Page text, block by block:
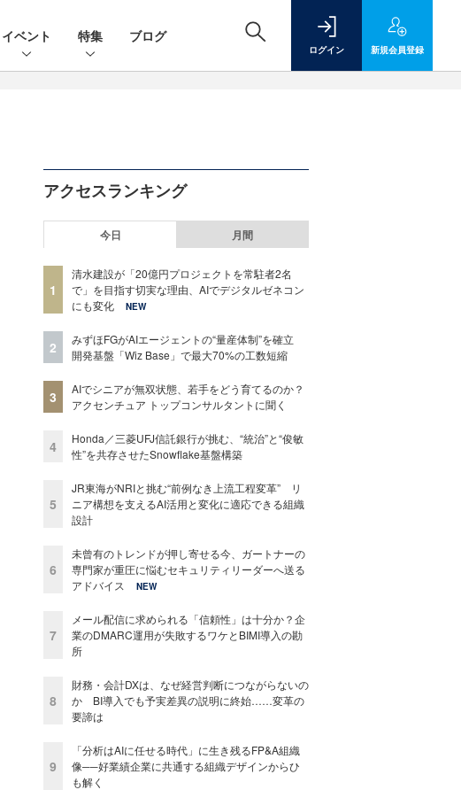
イベント 特集 ブログ
ログイン 新規会員登録
アクセスランキング
今日 月間
1
清水建設が「20億円プロジェクトを常駐者2名
で」を目指す切実な理由、AIでデジタルゼネコン
にも変化
NEW
2
みずほFGがAIエージェントの“量産体制”を確立
開発基盤「Wiz Base」で最大70%の工数短縮
3
AIでシニアが無双状態、若手をどう育てるのか？
アクセンチュア トップコンサルタントに聞く
4
Honda／三菱UFJ信託銀行が挑む、“統治”と“俊敏
性”を共存させたSnowflake基盤構築
5
JR東海がNRIと挑む“前例なき上流工程変革” リ
ニア構想を支えるAI活用と変化に適応できる組織
設計
6
未曾有のトレンドが押し寄せる今、ガートナーの
専門家が重圧に悩むセキュリティリーダーへ送る
アドバイス
NEW
7
メール配信に求められる「信頼性」は十分か？企
業のDMARC運用が失敗するワケとBIMI導入の勘
所
8
財務・会計DXは、なぜ経営判断につながらないの
か BI導入でも予実差異の説明に終始……変革の
要諦は
9
「分析はAIに任せる時代」に生き残るFP&A組織
像──好業績企業に共通する組織デザインからひ
も解く